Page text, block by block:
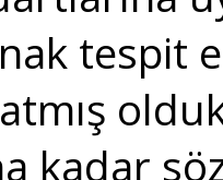
tespit
atmış
kadar